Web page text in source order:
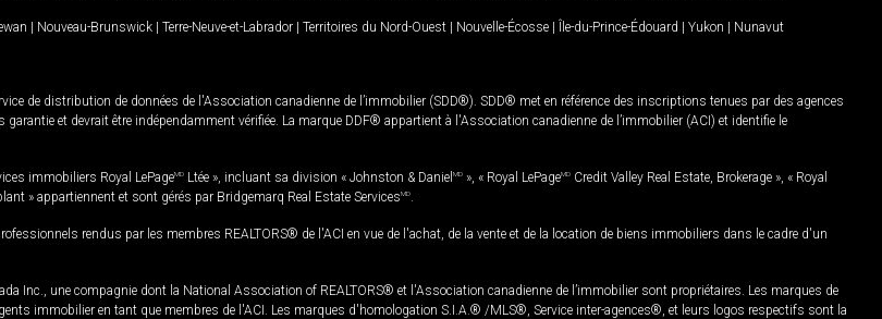
| Nouveau-Brunswick | Terre-Neuve-et-Labrador | Territoires du Nord-Ouest | Nouvelle-Écosse | Île-du-Prince-Édouard | Yukon | Nunavut
de distribution de données de l'Association canadienne de l’immobilier (SDD®). SDD® met en référence des inscriptions tenues par des agences
et devrait être indépendamment vérifiée. La marque DDF® appartient à l'Association canadienne de l’immobilier (ACI) et identifie le
immobiliers Royal LePageMD Ltée », incluant sa division « Johnston & Daniel MD », « Royal LePageMD Credit Valley Real Estate, Brokerage », « Royal
» appartiennent et sont gérés par Bridgemarq Real Estate ServicesMD
rendus par les membres REALTORS® de l'ACI en vue de l'achat, de la vente et de la location de biens immobiliers dans le cadre d'un
Inc., une compagnie dont la National Association of REALTORS® et l'Association canadienne de l’immobilier sont propriétaires. Les marques de
immobilier en tant que membres de l'ACI. Les marques d'homologation S.I.A.® /MLS®, Service inter-agences®, et leurs logos respectifs sont la